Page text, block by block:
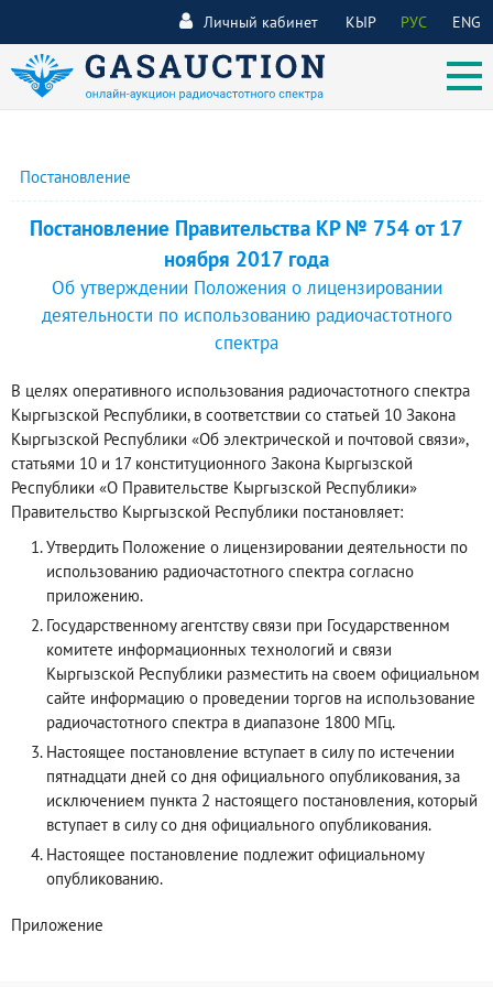
КЫР РУС ENG
Личный кабинет
Постановление
Постановление Правительства КР № 754 от 17
ноября 2017 года
Об утверждении Положения о лицензировании
деятельности по использованию радиочастотного
спектра
В целях оперативного использования радиочастотного спектра
Кыргызской Республики, в соответствии со статьей 10 Закона
Кыргызской Республики «Об электрической и почтовой связи»,
статьями 10 и 17 конституционного Закона Кыргызской
Республики «О Правительстве Кыргызской Республики»
Правительство Кыргызской Республики постановляет:
Утвердить Положение о лицензировании деятельности по
использованию радиочастотного спектра согласно
приложению.
Государственному агентству связи при Государственном
комитете информационных технологий и связи
Кыргызской Республики разместить на своем официальном
сайте информацию о проведении торгов на использование
радиочастотного спектра в диапазоне 1800 МГц.
Настоящее постановление вступает в силу по истечении
пятнадцати дней со дня официального опубликования, за
исключением пункта 2 настоящего постановления, который
вступает в силу со дня официального опубликования.
Настоящее постановление подлежит официальному
опубликованию.
Приложение